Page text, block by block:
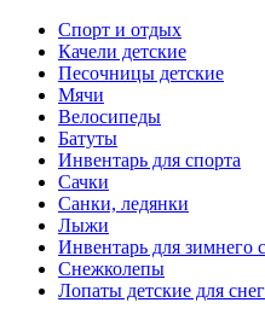
Спорт и отдых
Качели детские
Песочницы детские
Мячи
Велосипеды
Батуты
Инвентарь для спорта
Сачки
Санки, ледянки
Лыжи
Инвентарь для зимнего
Снежколепы
Лопаты детские для